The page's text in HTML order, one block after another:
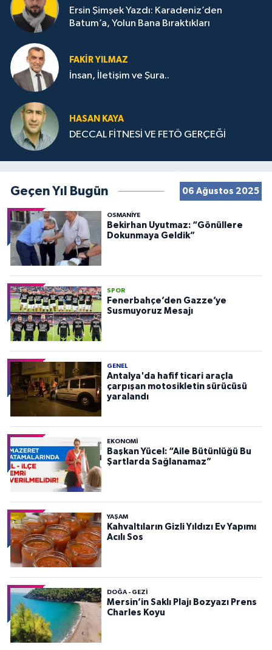
Ersin Şimşek Yazdı: Karadeniz’den
Batum’a, Yolun Bana Bıraktıkları
FAKIR YILMAZ
İnsan, İletişim ve Şura..
HASAN KAYA
DECCAL FİTNESİ VE FETÖ GERÇEĞİ
Geçen Yıl Bugün 06 Ağustos 2025
OSMANIYE
Bekirhan Uyutmaz: “Gönüllere
Dokunmaya Geldik”
SPOR
Fenerbahçe’den Gazze’ye
Susmuyoruz Mesajı
GENEL
Antalya'da hafif ticari araçla
çarpışan motosikletin sürücüsü
yaralandı
EKONOMI
Başkan Yücel: “Aile Bütünlüğü Bu
Şartlarda Sağlanamaz”
YAŞAM
Kahvaltıların Gizli Yıldızı Ev Yapımı
Acılı Sos
DOĞA - GEZI
Mersin’in Saklı Plajı Bozyazı Prens
Charles Koyu